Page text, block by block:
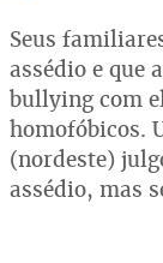
Seus
assédio e que
bullying com
homofóbicos.
(nordeste)
assédio, mas